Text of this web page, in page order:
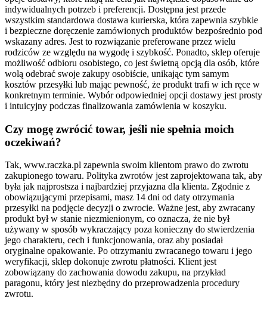
indywidualnych potrzeb i preferencji. Dostępna jest przede
wszystkim standardowa dostawa kurierska, która zapewnia szybkie
i bezpieczne doręczenie zamówionych produktów bezpośrednio pod
wskazany adres. Jest to rozwiązanie preferowane przez wielu
rodziców ze względu na wygodę i szybkość. Ponadto, sklep oferuje
możliwość odbioru osobistego, co jest świetną opcją dla osób, które
wolą odebrać swoje zakupy osobiście, unikając tym samym
kosztów przesyłki lub mając pewność, że produkt trafi w ich ręce w
konkretnym terminie. Wybór odpowiedniej opcji dostawy jest prosty
i intuicyjny podczas finalizowania zamówienia w koszyku.
Czy mogę zwrócić towar, jeśli nie spełnia moich
oczekiwań?
Tak, www.raczka.pl zapewnia swoim klientom prawo do zwrotu
zakupionego towaru. Polityka zwrotów jest zaprojektowana tak, aby
była jak najprostsza i najbardziej przyjazna dla klienta. Zgodnie z
obowiązującymi przepisami, masz 14 dni od daty otrzymania
przesyłki na podjęcie decyzji o zwrocie. Ważne jest, aby zwracany
produkt był w stanie niezmienionym, co oznacza, że nie był
używany w sposób wykraczający poza konieczny do stwierdzenia
jego charakteru, cech i funkcjonowania, oraz aby posiadał
oryginalne opakowanie. Po otrzymaniu zwracanego towaru i jego
weryfikacji, sklep dokonuje zwrotu płatności. Klient jest
zobowiązany do zachowania dowodu zakupu, na przykład
paragonu, który jest niezbędny do przeprowadzenia procedury
zwrotu.